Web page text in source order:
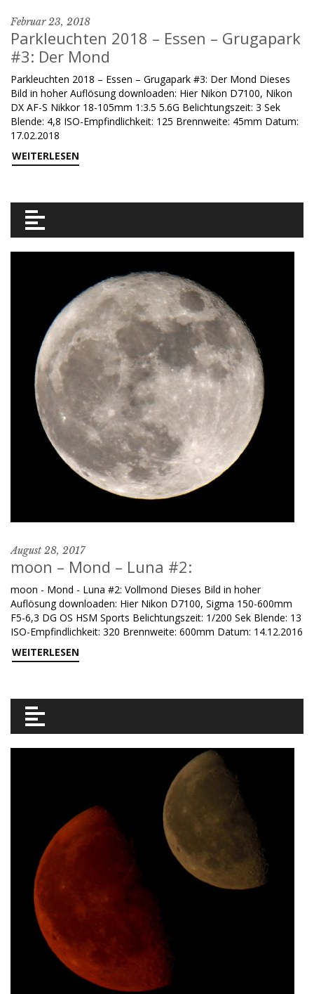
Februar 23, 2018
Parkleuchten 2018 – Essen – Grugapark
#3: Der Mond
Parkleuchten 2018 – Essen – Grugapark #3: Der Mond Dieses
Bild in hoher Auflösung downloaden: Hier Nikon D7100, Nikon
DX AF-S Nikkor 18-105mm 1:3.5 5.6G Belichtungszeit: 3 Sek
Blende: 4,8 ISO-Empfindlichkeit: 125 Brennweite: 45mm Datum:
17.02.2018
WEITERLESEN
August 28, 2017
moon – Mond – Luna #2:
moon - Mond - Luna #2: Vollmond Dieses Bild in hoher
Auflösung downloaden: Hier Nikon D7100, Sigma 150-600mm
F5-6,3 DG OS HSM Sports Belichtungszeit: 1/200 Sek Blende: 13
ISO-Empfindlichkeit: 320 Brennweite: 600mm Datum: 14.12.2016
WEITERLESEN